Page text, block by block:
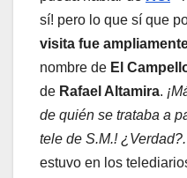
sí! pero lo que sí que
visita fue
nombre de El
de Rafael Altamira.
de quién se trataba a
tele de S.M.! ¿Verdad?.
estuvo en los